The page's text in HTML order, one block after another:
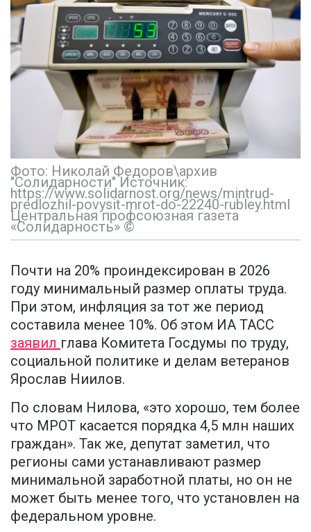
Фото: Николай Федоров\архив
"Солидарности" Источник:
https://www.solidarnost.org/news/mintrud-
predlozhil-povysit-mrot-do-22240-rubley.html
Центральная профсоюзная газета
«Солидарность» ©
Почти на 20% проиндексирован в 2026
году минимальный размер оплаты труда.
При этом, инфляция за тот же период
составила менее 10%. Об этом ИА ТАСС
заявил глава Комитета Госдумы по труду,
социальной политике и делам ветеранов
Ярослав Ниилов.
По словам Нилова, «это хорошо, тем более
что МРОТ касается порядка 4,5 млн наших
граждан». Так же, депутат заметил, что
регионы сами устанавливают размер
минимальной заработной платы, но он не
может быть менее того, что установлен на
федеральном уровне.